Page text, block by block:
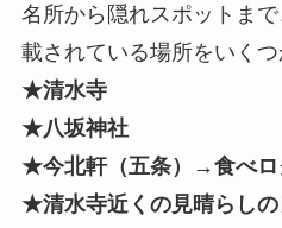
名所から隠れスポットま
載されている場所をいくつ
★清水寺
★八坂神社
★今北軒（五条）→食べロ
★清水寺近くの見晴らし